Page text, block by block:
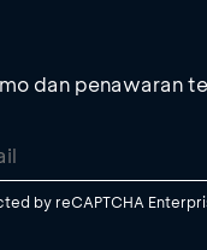
dan penawaran
by reCAPTCHA